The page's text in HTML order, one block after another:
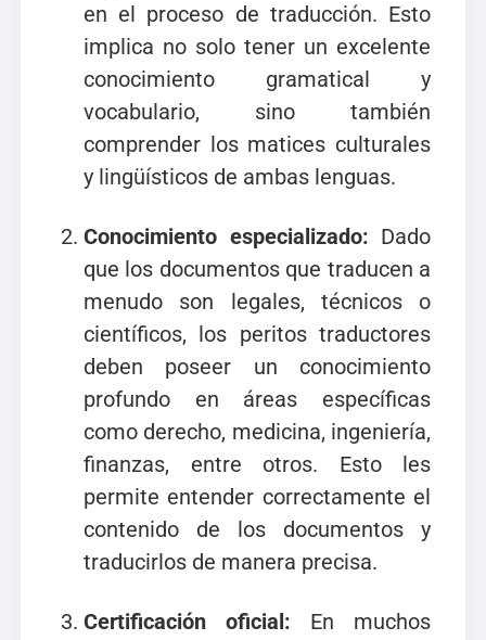
en el proceso de traducción. Esto
implica no solo tener un excelente
conocimiento gramatical y
vocabulario, sino también
comprender los matices culturales
y lingüísticos de ambas lenguas.
Conocimiento especializado: Dado
que los documentos que traducen a
menudo son legales, técnicos o
científicos, los peritos traductores
deben poseer un conocimiento
profundo en áreas específicas
como derecho, medicina, ingeniería,
finanzas, entre otros. Esto les
permite entender correctamente el
contenido de los documentos y
traducirlos de manera precisa.
Certificación oficial: En muchos